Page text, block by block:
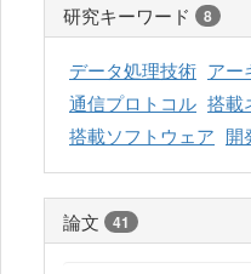
研究キーワード 8
データ処理技術 アー
通信プロトコル 搭載
搭載ソフトウェア 開
論文 41